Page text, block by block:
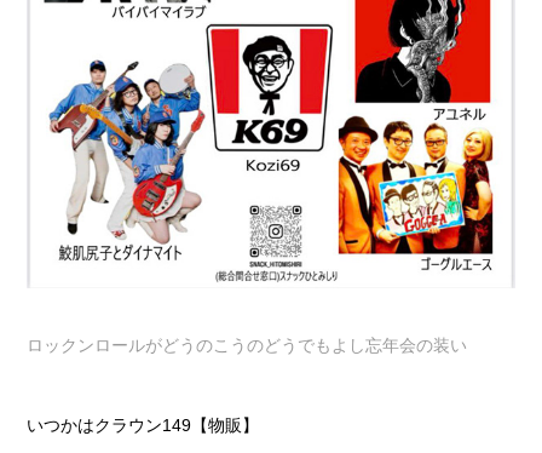
ロックンロールがどうのこうのどうでもよし忘年会の装い
いつかはクラウン149【物販】